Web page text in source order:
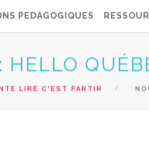
PEDAGOGIQUES
HELLO
LIRE C'EST PARTIR